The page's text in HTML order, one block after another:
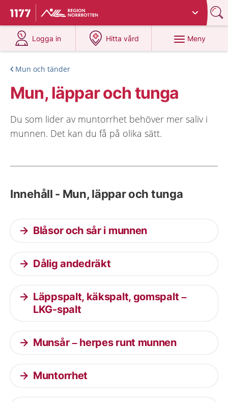
Till startsidan för 1177
Du har valt region
Logga in
på 1177.se
Hitta vård
på 1177.se
Meny
Mun och tänder
Mun, läppar och tunga
Du som lider av muntorrhet behöver mer saliv i
munnen. Det kan du få på olika sätt.
Innehåll - Mun, läppar och tunga
Blåsor och sår i munnen
Dålig andedräkt
Läppspalt, käkspalt, gomspalt –
LKG-spalt
Munsår – herpes runt munnen
Muntorrhet